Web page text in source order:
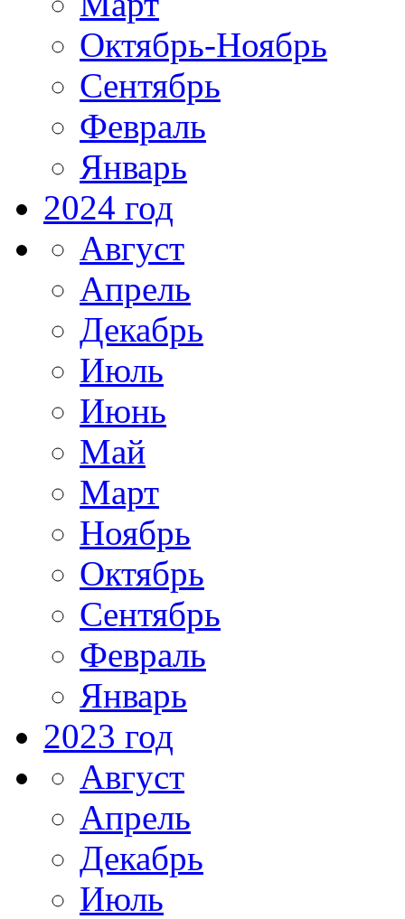
Октябрь-Ноябрь
Сентябрь
Февраль
Январь
2024 год
Август
Апрель
Декабрь
Июль
Июнь
Май
Март
Ноябрь
Октябрь
Сентябрь
Февраль
Январь
2023 год
Август
Апрель
Декабрь
Июль